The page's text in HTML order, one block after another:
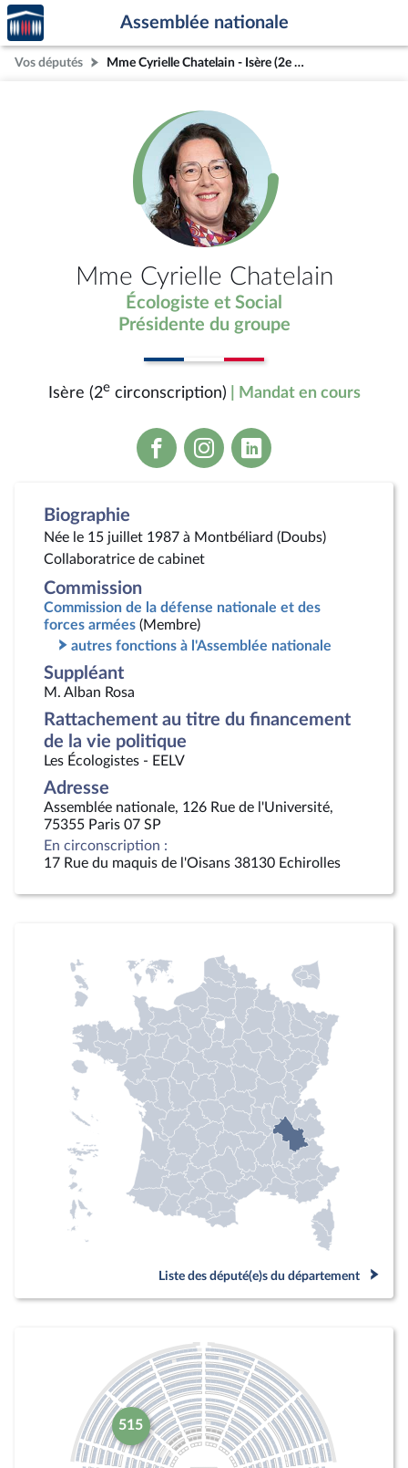
Aller au contenu
Aller en bas de la page
Accèder
à la
page
d'accueil
Assemblée nationale
Vos députés Mme Cyrielle Chatelain - Isère (2e circonscription)
Mme Cyrielle Chatelain
Écologiste et Social
Présidente du groupe
Isère (2ecirconscription) | Mandat en cours
Voir
la
Voir
la
Voir
la
Biographie
Née le 15 juillet 1987 à Montbéliard (Doubs)
Collaboratrice de cabinet
Commission
Commission de la défense nationale et des
forces armées (Membre)
autres fonctions à l'Assemblée nationale
Suppléant
M. Alban Rosa
Rattachement au titre du financement
de la vie politique
Les Écologistes - EELV
Adresse
Assemblée nationale, 126 Rue de l'Université,
75355 Paris 07 SP
En circonscription :
17 Rue du maquis de l'Oisans 38130 Echirolles
Liste des député(e)s du département
515